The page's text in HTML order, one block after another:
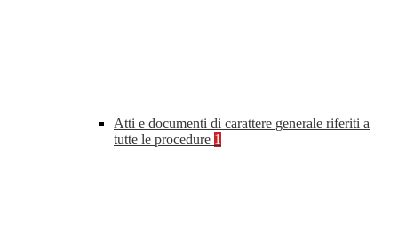
Atti e documenti di carattere generale riferiti a
tutte le procedure 1